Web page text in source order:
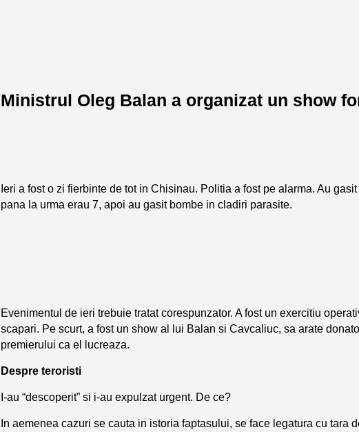
Ministrul Oleg Balan a organizat un show
Ieri a fost o zi fierbinte de tot in Chisinau. Politia a fost pe alarma. Au
pana la urma erau 7, apoi au gasit bombe in cladiri parasite.
Evenimentul de ieri trebuie tratat corespunzator. A fost un exercitiu
scapari. Pe scurt, a fost un show al lui Balan si Cavcaliuc, sa arate
premierului ca el lucreaza.
Despre teroristi
I-au “descoperit” si i-au expulzat urgent. De ce?
In aemenea cazuri se cauta in istoria faptasului, se face legatura cu tara